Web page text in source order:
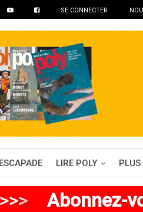
SE CONNECTER
ESCAPADE LIRE POLY PLUS
>>> Abonnez-